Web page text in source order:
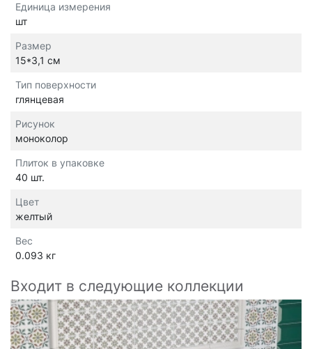
Единица измерения
шт
Размер
15*3,1 см
Тип поверхности
глянцевая
Рисунок
моноколор
Плиток в упаковке
40 шт.
Цвет
желтый
Вес
0.093 кг
Входит в следующие коллекции